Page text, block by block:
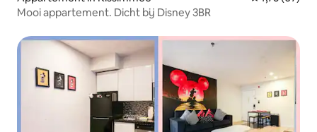
Mooi appartement. Dicht bij Disney 3BR